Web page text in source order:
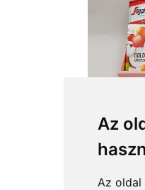
Az
Az oldal
Boldog
11